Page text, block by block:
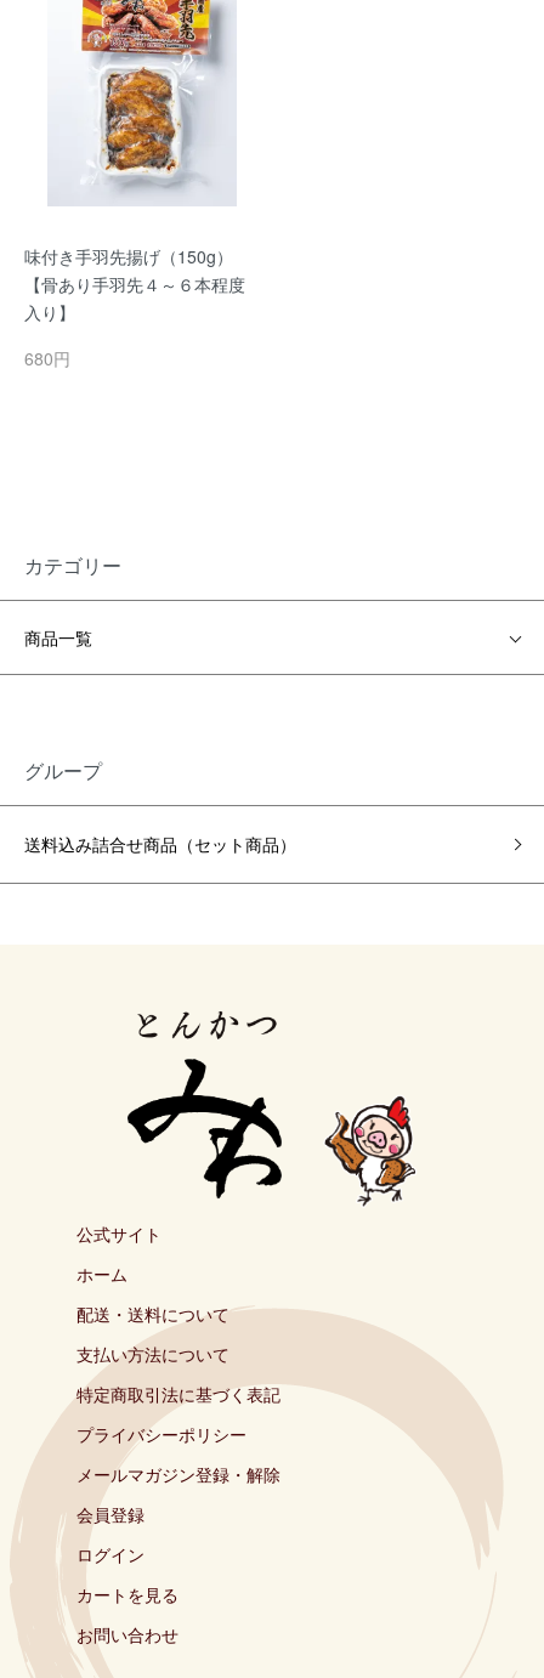
味付き手羽先揚げ（150g）
【骨あり手羽先４～６本程度
入り】
680円
カテゴリー
商品一覧
グループ
送料込み詰合せ商品（セット商品）
公式サイト
ホーム
配送・送料について
支払い方法について
特定商取引法に基づく表記
プライバシーポリシー
メールマガジン登録・解除
会員登録
ログイン
カートを見る
お問い合わせ